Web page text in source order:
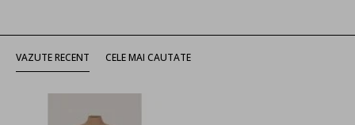
VAZUTE RECENT CELE MAI CAUTATE